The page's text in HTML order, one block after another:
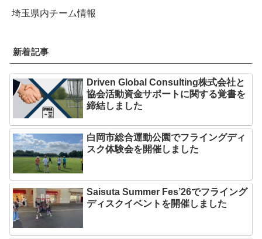
埼玉県内チーム情報
新着記事
Driven Global Consulting株式会社と
協会活動資金サポートに関する覚書を
締結しました
白岡市総合運動公園でフライングディ
スク体験会を開催しました
Saisuta Summer Fes’26でフライング
ディスクイベントを開催しました